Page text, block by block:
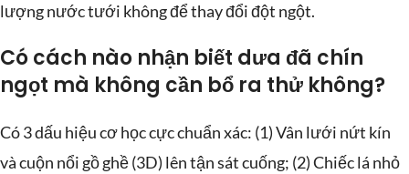
lượng nước tưới không để thay đổi đột ngột.
Có cách nào nhận biết dưa đã chín
ngọt mà không cần bổ ra thử không?
Có 3 dấu hiệu cơ học cực chuẩn xác: (1) Vân lưới nứt kín
và cuộn nổi gồ ghề (3D) lên tận sát cuống; (2) Chiếc lá nhỏ